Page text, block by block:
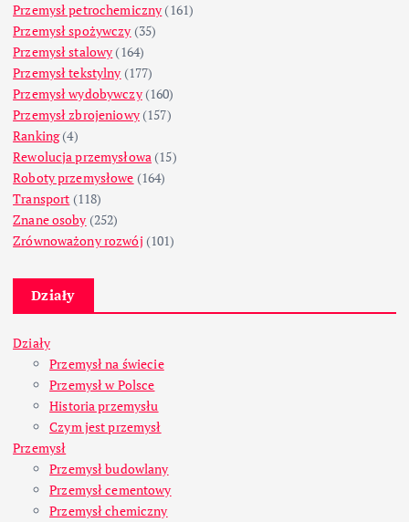
Przemysł petrochemiczny (161)
Przemysł spożywczy (35)
Przemysł stalowy (164)
Przemysł tekstylny (177)
Przemysł wydobywczy(160)
Przemysł zbrojeniowy(157)
Ranking(4)
Rewolucja przemysłowa (15)
Roboty przemysłowe (164)
Transport (118)
Znane osoby (252)
Zrównoważony rozwój (101)
Działy
Działy
Przemysł na świecie
Przemysł w Polsce
Historia przemysłu
Czym jest przemysł
Przemysł
Przemysł budowlany
Przemysł cementowy
Przemysł chemiczny